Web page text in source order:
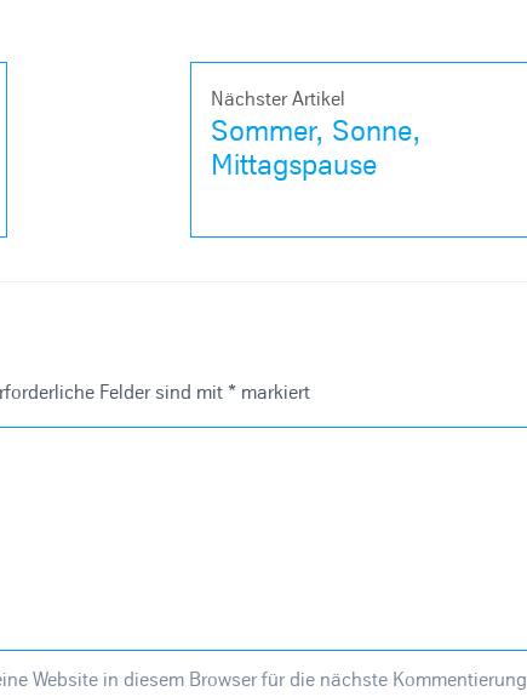
Nächster Artikel
Sommer, Sonne,
Mittagspause
Felder sind mit * markiert
Website in diesem Browser für die nächste Kommentierung